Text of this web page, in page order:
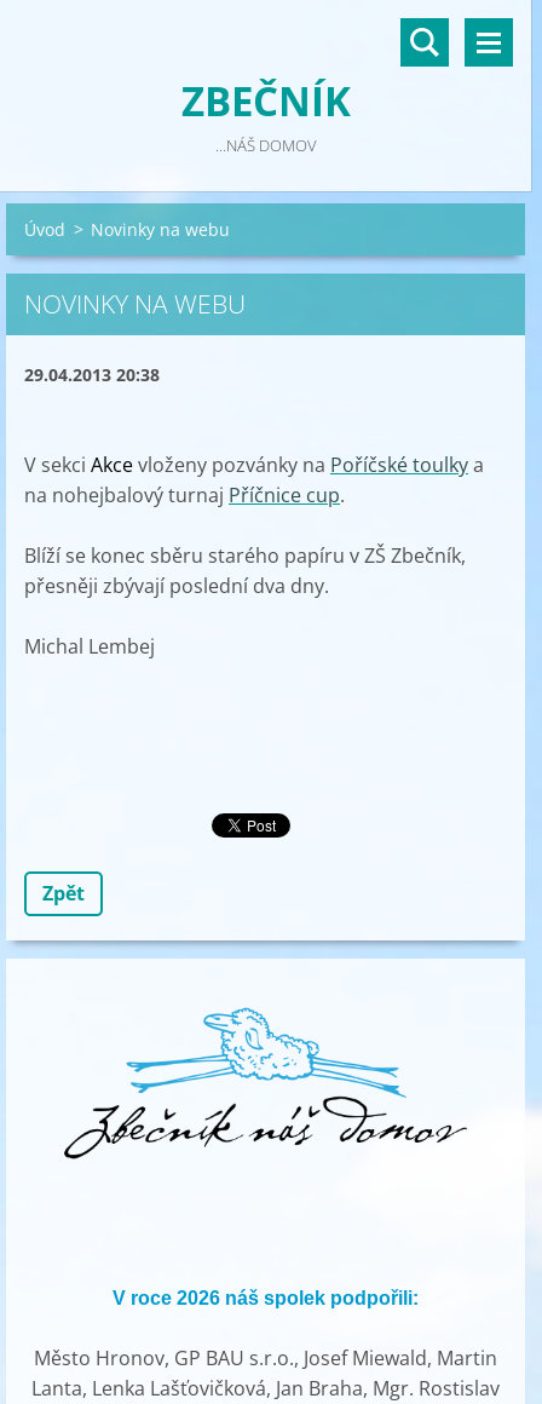
ZBEČNÍK
...NÁŠ DOMOV
Úvod > Novinky na webu
NOVINKY NA WEBU
29.04.2013 20:38
V sekci Akcevloženy pozvánky na Poříčské toulkya
na nohejbalový turnaj Příčnice cup.
Blíží se konec sběru starého papíru v ZŠ Zbečník,
přesněji zbývají poslední dva dny.
Michal Lembej
Zpět
V roce 2026 náš spolek podpořili:
Město Hronov, GP BAU s.r.o., Josef Miewald, Martin
Lanta, Lenka Lašťovičková, Jan Braha, Mgr. Rostislav